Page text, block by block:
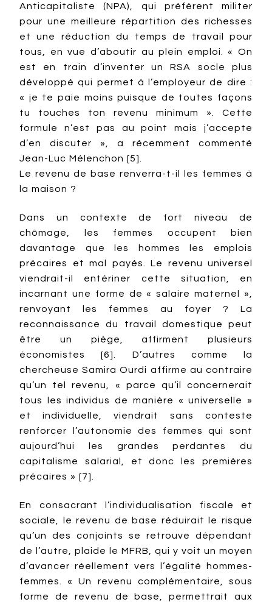
Anticapitaliste (NPA), qui préfèrent militer
pour une meilleure répartition des richesses
et une réduction du temps de travail pour
tous, en vue d’aboutir au plein emploi. « On
est en train d’inventer un RSA socle plus
développé qui permet à l’employeur de dire :
« je te paie moins puisque de toutes façons
tu touches ton revenu minimum ». Cette
formule n’est pas au point mais j’accepte
d’en discuter », a récemment commenté
Jean-Luc Mélenchon [5].
Le revenu de base renverra-t-il les femmes à
la maison ?
Dans un contexte de fort niveau de
chômage, les femmes occupent bien
davantage que les hommes les emplois
précaires et mal payés. Le revenu universel
viendrait-il entériner cette situation, en
incarnant une forme de « salaire maternel »,
renvoyant les femmes au foyer ? La
reconnaissance du travail domestique peut
être un piège, affirment plusieurs
économistes [6]. D’autres comme la
chercheuse Samira Ourdi affirme au contraire
qu’un tel revenu, « parce qu’il concernerait
tous les individus de manière « universelle »
et individuelle, viendrait sans conteste
renforcer l’autonomie des femmes qui sont
aujourd’hui les grandes perdantes du
capitalisme salarial, et donc les premières
précaires » [7].
En consacrant l’individualisation fiscale et
sociale, le revenu de base réduirait le risque
qu’un des conjoints se retrouve dépendant
de l’autre, plaide le MFRB, qui y voit un moyen
d’avancer réellement vers l’égalité hommes-
femmes. « Un revenu complémentaire, sous
forme de revenu de base, permettrait aux